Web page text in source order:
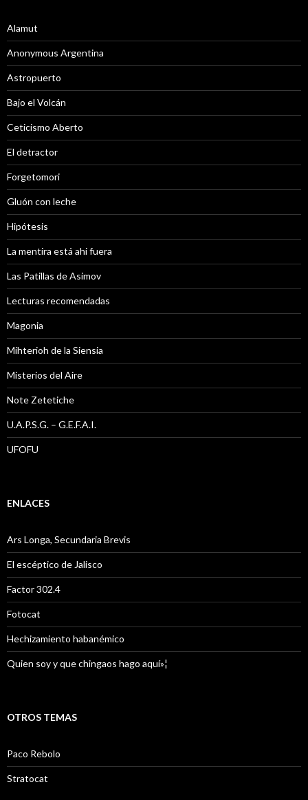
Alamut
Anonymous Argentina
Astropuerto
Bajo el Volcán
Ceticismo Aberto
El detractor
Forgetomori
Gluón con leche
Hipótesis
La mentira está ahi fuera
Las Patillas de Asimov
Lecturas recomendadas
Magonia
Mihterioh de la Siensia
Misterios del Aire
Note Zetetiche
U.A.P.S.G. – G.E.F.A.I.
UFOFU
ENLACES
Ars Longa, Secundaria Brevis
El escéptico de Jalisco
Factor 302.4
Fotocat
Hechizamiento habanémico
Quien soy y que chingaos hago aquí»¦
OTROS TEMAS
Paco Rebolo
Stratocat